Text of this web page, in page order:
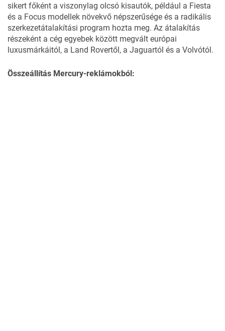
sikert főként a viszonylag olcsó kisautók, például a Fiesta
és a Focus modellek növekvő népszerűsége és a radikális
szerkezetátalakítási program hozta meg. Az átalakítás
részeként a cég egyebek között megvált európai
luxusmárkáitól, a Land Rovertől, a Jaguartól és a Volvótól.
Összeállítás Mercury-reklámokból: